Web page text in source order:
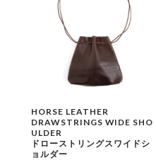
HORSE LEATHER
DRAWSTRINGS WIDE SHO
ULDER
ドローストリングスワイドシ
ョルダー